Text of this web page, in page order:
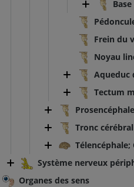
Frein du
Noyau
Aqueduc
Tectum
Prosencéphale
Tronc cérébral
Télencéphale;
Système nerveux
Organes des sens